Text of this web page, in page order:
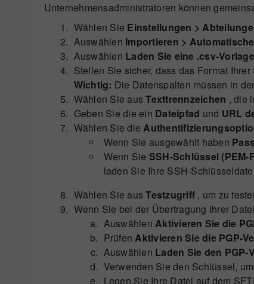
Unternehmensadministratoren können
Wählen Sie Einstellungen >
Auswählen Importieren >
Auswählen Laden Sie eine .csv-
Stellen Sie sicher, dass das Format
Wichtig: Die Datenspalten müssen in
Wählen Sie ausTexttrennzeichen , die
Geben Sie die ein Dateipfad und URL
Wählen Sie die
Wenn Sie ausgewählt haben
Wenn Sie SSH-Schlüssel (PEM-
laden Sie Ihre SSH-
Wählen Sie aus Testzugriff , um zu
Wenn Sie bei der Übertragung Ihrer
Auswählen Aktivieren Sie die
Prüfen Aktivieren Sie die PGP-
Auswählen Laden Sie den
Verwenden Sie den Schlüssel,
Legen Sie Ihre Datei auf dem